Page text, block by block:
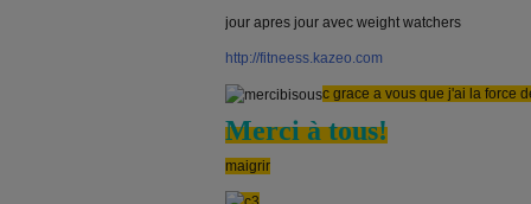
jour apres jour avec weight watchers
http://fitneess.kazeo.com
c grace a vous que j'ai la force
Merci à tous!
maigrir